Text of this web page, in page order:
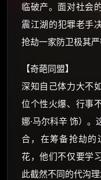
临破产。面对社会
震江湖的犯罪老手
抢劫一家防卫极其严
【奇葩同盟】
深知自己体力大不
位个性火爆、行事
娜·马尔科辛 饰）。
合，在筹备抢劫的
花，他们不仅要学
此截然不同的代沟理
如夸克
还有支